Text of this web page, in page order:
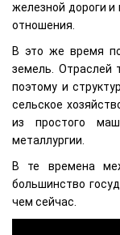
железной дороги
отношения.
В это же время
земель. Отраслей
поэтому и
сельское
из простого
металлургии.
В те времена
большинство
чем сейчас.